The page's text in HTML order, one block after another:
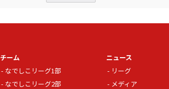
チーム
なでしこリーグ1部
なでしこリーグ2部
ニュース
リーグ
メディア